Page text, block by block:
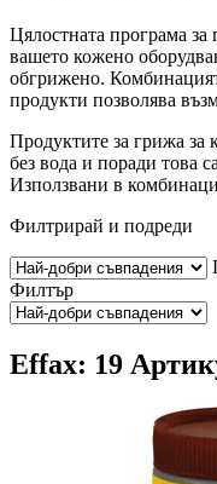
Цялостната програма
вашето кожено
обгрижено.
продукти позволява
Продуктите за грижа за
без вода и поради това
Използвани в
Филтрирай и подреди
Филтър
Effax: 19